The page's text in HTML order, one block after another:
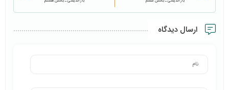
ارسال دیدگاه